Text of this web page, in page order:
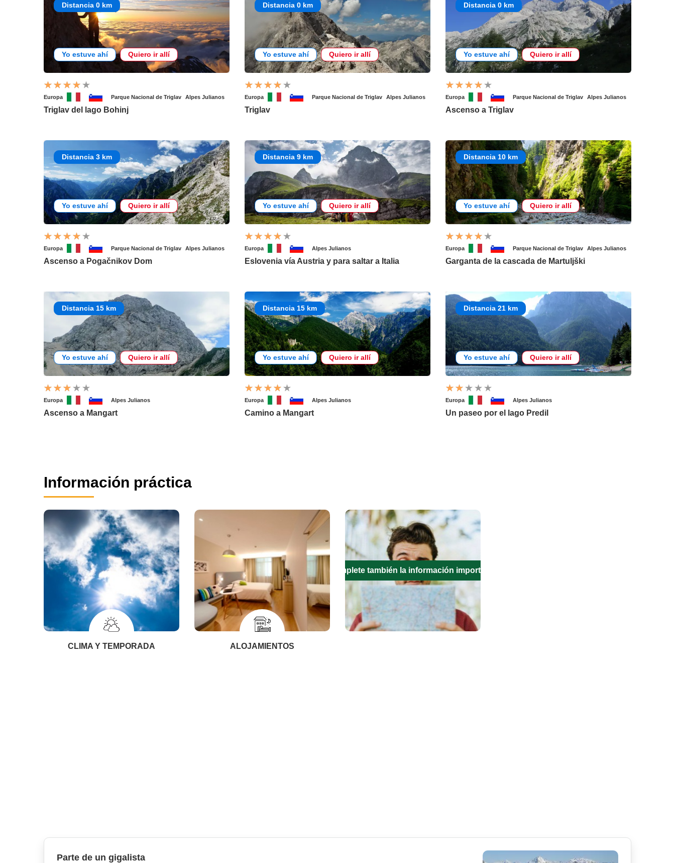
Distancia 0 km
Yo estuve ahí Quiero ir allí
Europa Parque Nacional de Triglav Alpes Julianos
Triglav del lago Bohinj
Distancia 0 km
Yo estuve ahí Quiero ir allí
Europa Parque Nacional de Triglav Alpes Julianos
Triglav
Distancia 0 km
Yo estuve ahí Quiero ir allí
Europa Parque Nacional de Triglav Alpes Julianos
Ascenso a Triglav
Distancia 3 km
Yo estuve ahí Quiero ir allí
Europa Parque Nacional de Triglav Alpes Julianos
Ascenso a Pogačnikov Dom
Distancia 9 km
Yo estuve ahí Quiero ir allí
Europa Alpes Julianos
Eslovenia vía Austria y para saltar a Italia
Distancia 10 km
Yo estuve ahí Quiero ir allí
Europa Parque Nacional de Triglav Alpes Julianos
Garganta de la cascada de Martuljški
Distancia 15 km
Yo estuve ahí Quiero ir allí
Europa Alpes Julianos
Ascenso a Mangart
Distancia 15 km
Yo estuve ahí Quiero ir allí
Europa Alpes Julianos
Camino a Mangart
Distancia 21 km
Yo estuve ahí Quiero ir allí
Europa Alpes Julianos
Un paseo por el lago Predil
Información práctica
CLIMA Y TEMPORADA ALOJAMIENTOS
Complete también la información importante
Parte de un gigalista